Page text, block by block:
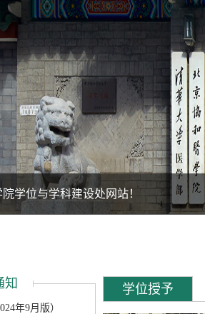
学位与学科建设处网站！
知
年9月版）
学位授予